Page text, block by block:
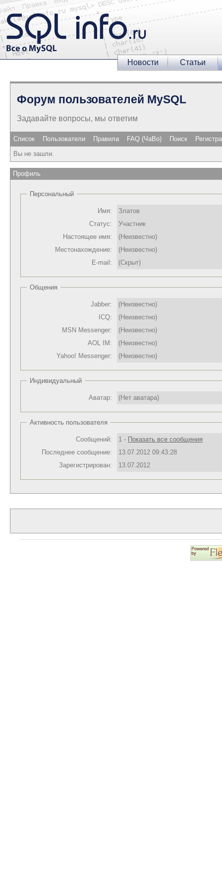
Новости Статьи
Форум пользователей MySQL
Задавайте вопросы, мы ответим
Список Пользователи Правила FAQ (ЧаВо) Поиск
Вы не зашли.
Профиль
Персональный
Имя:
Златов
Статус:
Участник
Настоящее имя:
(Неизвестно)
Местонахождение:
(Неизвестно)
E-mail:
(Скрыт)
Общения
Jabber:
(Неизвестно)
ICQ:
(Неизвестно)
MSN Messenger:
(Неизвестно)
AOL IM:
(Неизвестно)
Yahoo! Messenger:
(Неизвестно)
Индивидуальный
Аватар: (Нет аватара)
Активность пользователя
Сообщений: 1 - Показать все сообщения
Последнее сообщение:
13.07.2012 09:43:28
Зарегистрирован:
13.07.2012